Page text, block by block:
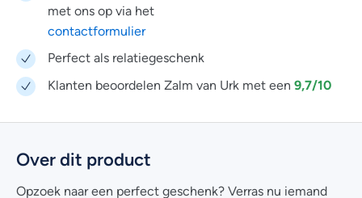
met ons op via het
contactformulier
Perfect als relatiegeschenk
Klanten beoordelen Zalm van Urk met een 9,7/10
Over dit product
Opzoek naar een perfect geschenk? Verras nu iemand